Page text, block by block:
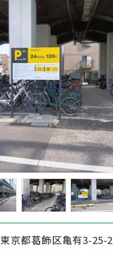
東京都葛飾区亀有3-25-2